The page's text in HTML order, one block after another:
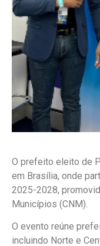
O prefeito eleito de
em Brasília, onde
2025-2028,
Municípios (CNM).
O evento reúne
incluindo Norte e